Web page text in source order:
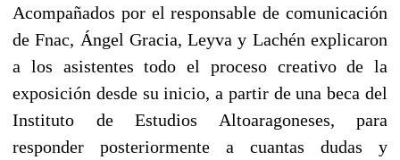
Acompañados por el responsable de comunicación
de Fnac, Ángel Gracia, Leyva y Lachén explicaron
a los asistentes todo el proceso creativo de la
exposición desde su inicio, a partir de una beca del
Instituto de Estudios Altoaragoneses, para
responder posteriormente a cuantas dudas y